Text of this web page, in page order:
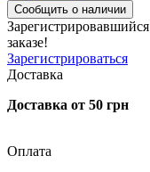
Сообщить о наличии
заказе!
Зарегистрироваться
Доставка
Доставка от 50 грн
Оплата